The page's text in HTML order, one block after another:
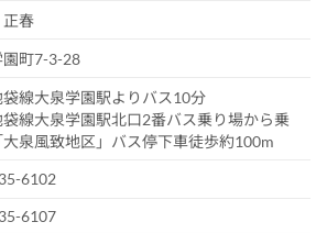
春
園町7-3-28
線大泉学園駅よりバス10分
線大泉学園駅北口2番バス乗り場から乗
泉風致地区」バス停下車徒歩約100m
6102
6107